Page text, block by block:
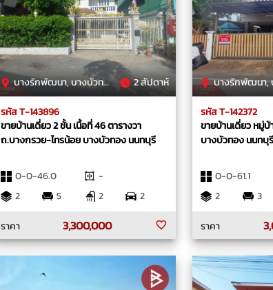
บางรักพัฒนา, บางบัวทอง, นนทบุรี 2 สัปดาห์
รหัส T-143896
ขายบ้านเดี่ยว 2 ชั้น เนื้อที่ 46 ตารางวา
ถ.บางกรวย-ไทรน้อย บางบัวทอง นนทบุรี
0-0-46.0
-
2
5 2
2
ราคา
3,300,000
บางรักพัฒนา, บางบัว
รหัส T-142372
ขายบ้านเดี่ยว หมู่
บางบัวทอง นนทบุรี
0-0-61.1
2
3
ราคา